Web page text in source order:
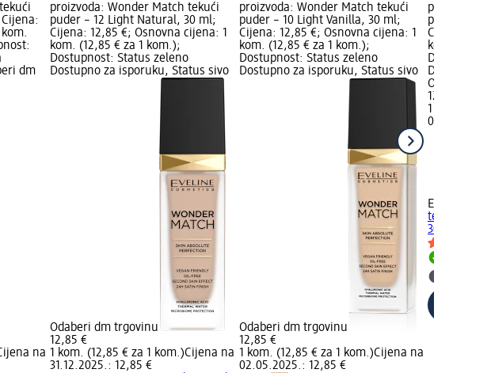
dm
na
proizvoda: Wonder Match tekući
puder – 12 Light Natural, 30 ml;
Cijena: 12,85 €; Osnovna cijena: 1
kom. (12,85 € za 1 kom.);
Dostupnost: Status zeleno
Dostupno za isporuku, Status sivo
Odaberi dm trgovinu
12,85 €
1 kom. (12,85 € za 1 kom.)Cijena na
31.12.2025.: 12,85 €
proizvoda: Wonder Match tekući
puder – 10 Light Vanilla, 30 ml;
Cijena: 12,85 €; Osnovna cijena: 1
kom. (12,85 € za 1 kom.);
Dostupnost: Status zeleno
Dostupno za isporuku, Status sivo
Odaberi dm trgovinu
12,85 €
1 kom. (12,85 € za 1 kom.)Cijena na
02.05.2025.: 12,85 €
proizvoda:
puder – 05
Cijena:
kom.
Dostupno
Odaberi
12,85 €
1 kom.
EVELINE
tekući
30 ml